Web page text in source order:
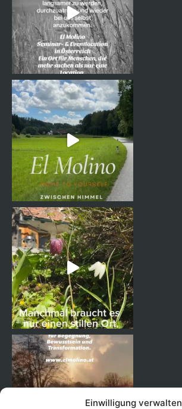
Einwilligung verwalten